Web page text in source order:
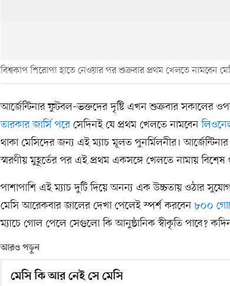
বিশ্বকাপ শিরোপা হাতে নেওয়ার পর শুক্রবার প্রথম খেলতে নামবেন
আর্জেন্টিনার ফুটবল–ভক্তদের দৃষ্টি এখন শুক্রবার সকালের
তারকার জার্সি পরে সেদিনই যে প্রথম খেলতে নামবেন
থাকা মেসিদের জন্য এই ম্যাচ মূলত পুনর্মিলনীর।
স্মরণীয় মুহূর্তের পর এই প্রথম একসঙ্গে খেলতে নামায় বিশেষ
পাশাপাশি এই ম্যাচ দুটি দিয়ে অনন্য এক উচ্চতায় ওঠার
মেসি আরেকবার জালের দেখা পেলেই স্পর্শ করবেন ৮০০
ম্যাচে গোল পেলে সেগুলো কি আনুষ্ঠানিক স্বীকৃতি পাবে?
আরও পড়ুন
মেসি কি আর নেই সে মেসি